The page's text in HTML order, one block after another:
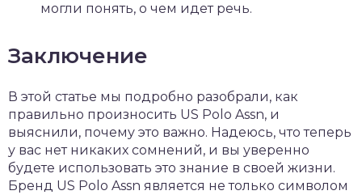
могли понять, о чем идет речь.
Заключение
В этой статье мы подробно разобрали, как
правильно произносить US Polo Assn, и
выяснили, почему это важно. Надеюсь, что теперь
у вас нет никаких сомнений, и вы уверенно
будете использовать это знание в своей жизни.
Бренд US Polo Assn является не только символом